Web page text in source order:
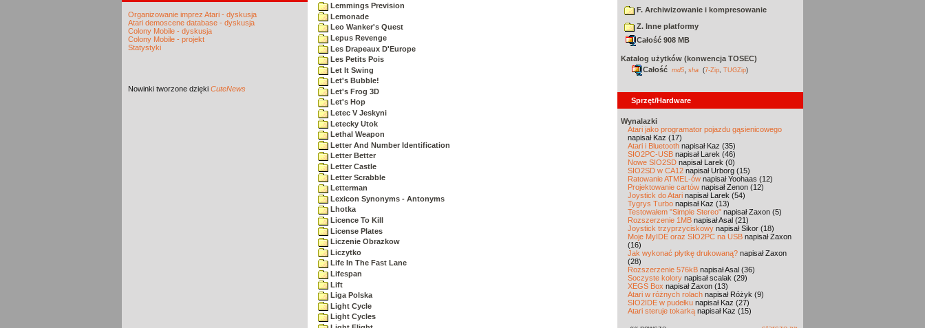
Organizowanie imprez Atari - dyskusja
Atari demoscene database - dyskusja
Colony Mobile - dyskusja
Colony Mobile - projekt
Statystyki
Nowinki tworzone dzięki CuteNews
Lemmings Prevision
Lemonade
Leo Wanker's Quest
Lepus Revenge
Les Drapeaux D'Europe
Les Petits Pois
Let It Swing
Let's Bubble!
Let's Frog 3D
Let's Hop
Letec V Jeskyni
Letecky Utok
Lethal Weapon
Letter And Number Identification
Letter Better
Letter Castle
Letter Scrabble
Letterman
Lexicon Synonyms - Antonyms
Lhotka
Licence To Kill
License Plates
Liczenie Obrazkow
Liczytko
Life In The Fast Lane
Lifespan
Lift
Liga Polska
Light Cycle
Light Cycles
F. Archiwizowanie i kompresowanie
Z. Inne platformy
Całość 908 MB
Katalog użytków (konwencja TOSEC)
Całość md5 sha (7-Zip TUGZip)
Sprzęt/Hardware
Wynalazki
Atari jako programator pojazdu gąsienicowego
napisał Kaz (17)
Atari i Bluetooth napisał Kaz (35)
SIO2PC-USB napisał Larek (46)
Nowe SIO2SD napisał Larek (0)
SIO2SD w CA12 napisał Urborg (15)
Ratowanie ATMEL-ów napisał Yoohaas (12)
Projektowanie cartów napisał Zenon (12)
Joystick do Atari napisał Larek (54)
Tygrys Turbo napisał Kaz (13)
Testowałem "Simple Stereo" napisał Zaxon (5)
Rozszerzenie 1MB napisał Asal (21)
Joystick trzyprzyciskowy napisał Sikor (18)
Moje MyIDE oraz SIO2PC na USB napisał Zaxon
(16)
Jak wykonać płytkę drukowaną? napisał Zaxon
(28)
Rozszerzenie 576kB napisał Asal (36)
Soczyste kolory napisał scalak (29)
XEGS Box napisał Zaxon (13)
Atari w różnych rolach napisał Różyk (9)
SIO2IDE w pudełku napisał Kaz (27)
Atari steruje tokarką napisał Kaz (15)